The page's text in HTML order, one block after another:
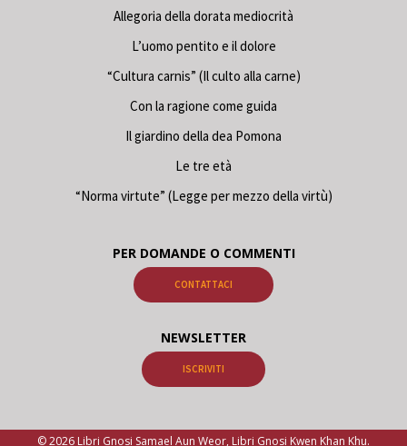
Allegoria della dorata mediocrità
L’uomo pentito e il dolore
“Cultura carnis” (Il culto alla carne)
Con la ragione come guida
Il giardino della dea Pomona
Le tre età
“Norma virtute” (Legge per mezzo della virtù)
PER DOMANDE O COMMENTI
CONTATTACI
NEWSLETTER
ISCRIVITI
© 2026 Libri Gnosi Samael Aun Weor, Libri Gnosi Kwen Khan Khu.